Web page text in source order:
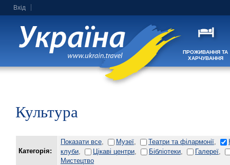
Вхід
ПРОЖИВАННЯ ТА
ХАРЧУВАННЯ
Культура
Категорія:
Показати все Музеї Театри та філармонії
клуби
Цікаві центри Бібліотеки Галереї
Мистецтво